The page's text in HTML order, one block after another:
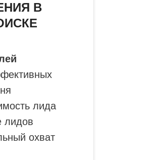
В
лида
лидов
охват